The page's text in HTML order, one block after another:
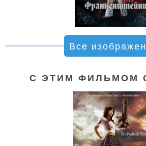
Все
С ЭТИМ ФИЛЬМОМ